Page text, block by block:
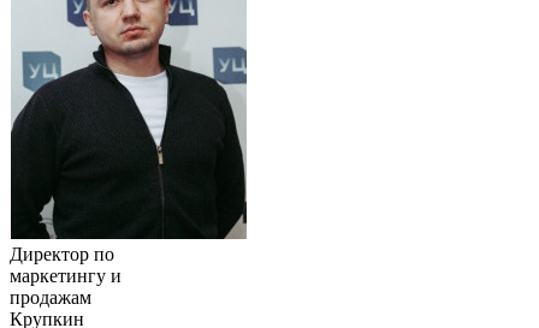
Директор по
маркетингу и
продажам
Крупкин